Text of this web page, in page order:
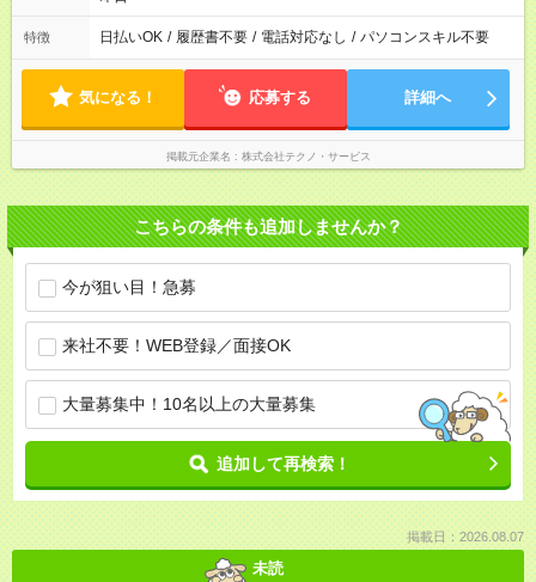
特徴 日払いOK / 履歴書不要 / 電話対応なし / パソコンスキル不要
気になる！ 応募する 詳細へ
掲載元企業名 株式会社テクノ・サービス
こちらの条件も追加しませんか？
今が狙い目！急募
来社不要！WEB登録／面接OK
大量募集中！10名以上の大量募集
追加して再検索！
掲載日：2026.08.07
未読